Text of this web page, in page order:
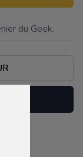
du Geek.